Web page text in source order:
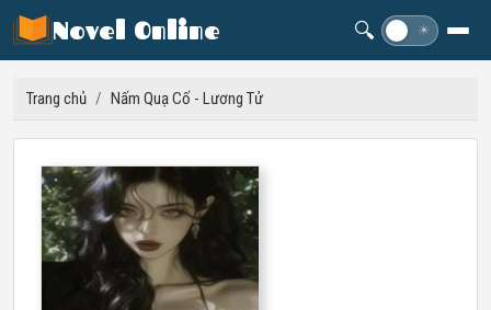
Novel Online 🔍 ☀
Trang chủ / Nấm Quạ Cố - Lương Tử